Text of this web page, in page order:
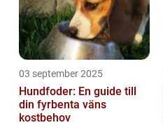
03 september 2025
Hundfoder: En guide till
din fyrbenta väns
kostbehov